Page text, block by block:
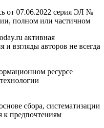
от 07.06.2022 серия ЭЛ №
полном или частичном
активная
и взгляды авторов не всегда
ресурсе
сбора, систематизации
к предпочтениям